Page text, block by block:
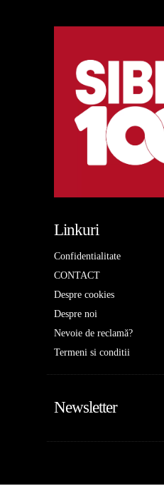
Linkuri
Confidentialitate
CONTACT
Despre cookies
Despre noi
Nevoie de reclamă?
Termeni si conditii
Newsletter